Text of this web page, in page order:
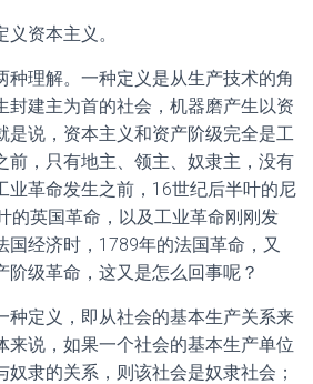
资本主义。
种理解。一种定义是从生产技术的角
封建主为首的社会，机器磨产生以资
是说，资本主义和资产阶级完全是工
前，只有地主、领主、奴隶主，没有
业革命发生之前，16世纪后半叶的尼
的英国革命，以及工业革命刚刚发
国经济时，1789年的法国革命，又
阶级革命，这又是怎么回事呢？
种定义，即从社会的基本生产关系来
来说，如果一个社会的基本生产单位
奴隶的关系，则该社会是奴隶社会；